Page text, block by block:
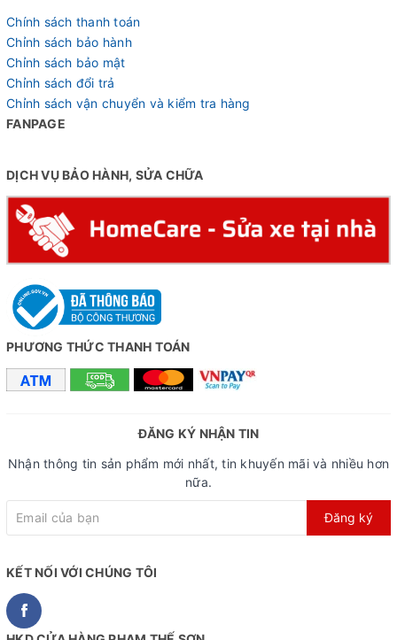
Chính sách thanh toán
Chỉnh sách bảo hành
Chỉnh sách bảo mật
Chỉnh sách đổi trả
Chỉnh sách vận chuyển và kiểm tra hàng
FANPAGE
DỊCH VỤ BẢO HÀNH, SỬA CHỮA
PHƯƠNG THỨC THANH TOÁN
ĐĂNG KÝ NHẬN TIN
Nhận thông tin sản phẩm mới nhất, tin khuyến mãi và nhiều hơn
nữa.
Đăng ký
KẾT NỐI VỚI CHÚNG TÔI